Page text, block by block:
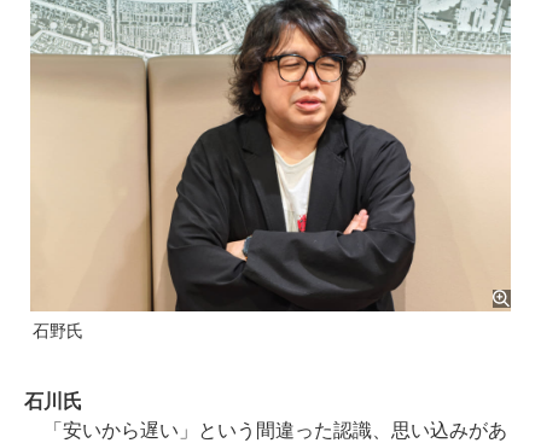
石野氏
石川氏
「安いから遅い」という間違った認識、思い込みがあ